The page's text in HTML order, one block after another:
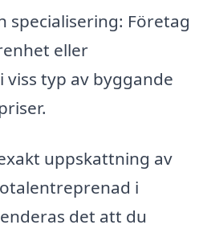
specialisering: Företag
eller
viss typ av byggande
uppskattning av
i
det att du